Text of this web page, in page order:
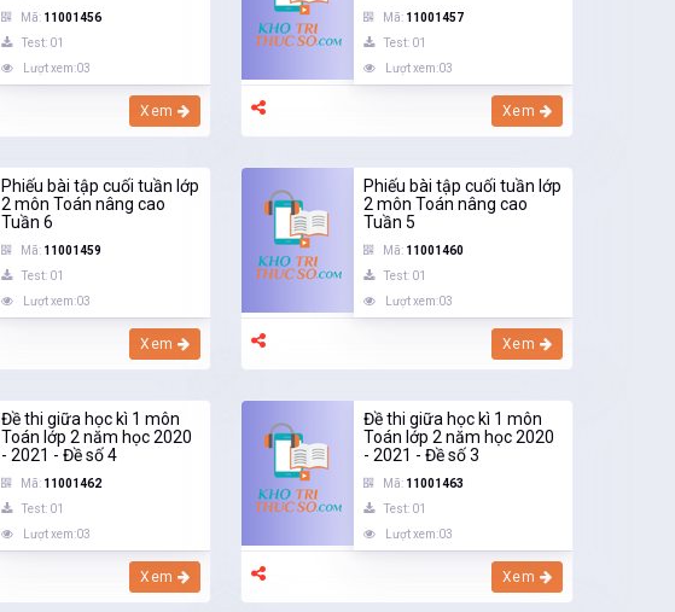
Mã: 11001456
Test: 01
Lượt xem:03
Xem
Mã: 11001457
Test: 01
Lượt xem:03
Xem
Phiếu bài tập cuối tuần lớp
2 môn Toán nâng cao
Tuần 6
Mã: 11001459
Test: 01
Lượt xem:03
Xem
Phiếu bài tập cuối tuần lớp
2 môn Toán nâng cao
Tuần 5
Mã: 11001460
Test: 01
Lượt xem:03
Xem
Đề thi giữa học kì 1 môn
Toán lớp 2 năm học 2020
- 2021 - Đề số 4
Mã: 11001462
Test: 01
Lượt xem:03
Xem
Đề thi giữa học kì 1 môn
Toán lớp 2 năm học 2020
- 2021 - Đề số 3
Mã: 11001463
Test: 01
Lượt xem:03
Xem